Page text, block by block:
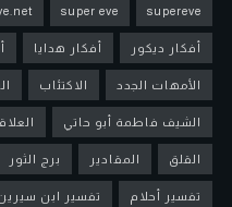
supereve
super eve
أفكار ديكور أفكار هدايا
الأمهات الجدد الاكتئاب
الشيف فاطمة أبو حاتي
القلق المقادير برج الثور
تفسير أحلام تفسير ابن